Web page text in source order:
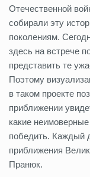
Отечественной
собирали эту
поколениям.
здесь на встрече
представить те
Поэтому
в таком проекте
приближении
какие
победить. Каждый
приближения
Пранюк.